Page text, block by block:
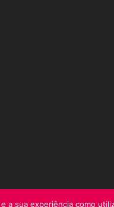
a sua experiência como